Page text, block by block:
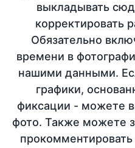
выкладывать
корректировать
Обязательно
времени в
нашими данными.
графики,
фиксации - можете
фото. Также можете